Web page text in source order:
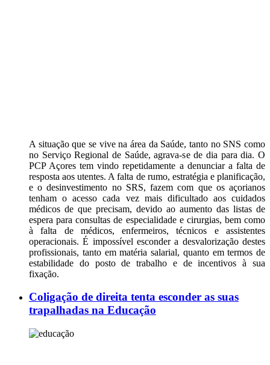
A situação que se vive na área da Saúde, tanto no SNS como
no Serviço Regional de Saúde, agrava-se de dia para dia. O
PCP Açores tem vindo repetidamente a denunciar a falta de
resposta aos utentes. A falta de rumo, estratégia e planificação,
e o desinvestimento no SRS, fazem com que os açorianos
tenham o acesso cada vez mais dificultado aos cuidados
médicos de que precisam, devido ao aumento das listas de
espera para consultas de especialidade e cirurgias, bem como
à falta de médicos, enfermeiros, técnicos e assistentes
operacionais. É impossível esconder a desvalorização destes
profissionais, tanto em matéria salarial, quanto em termos de
estabilidade do posto de trabalho e de incentivos à sua
fixação.
Coligação de direita tenta esconder as suas
trapalhadas na Educação